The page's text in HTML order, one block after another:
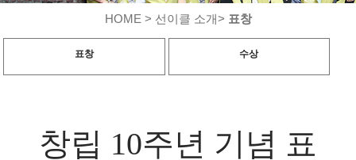
HOME > 선이클 소개> 표창
표창 수상
창립 10주년 기념 표